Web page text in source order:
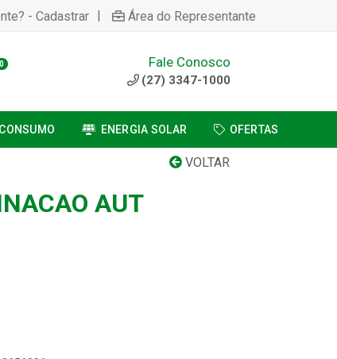
- Cadastrar | Área do Representante
0 Fale Conosco
(27) 3347-1000
CONSUMO ENERGIA SOLAR OFERTAS
VOLTAR
AUT